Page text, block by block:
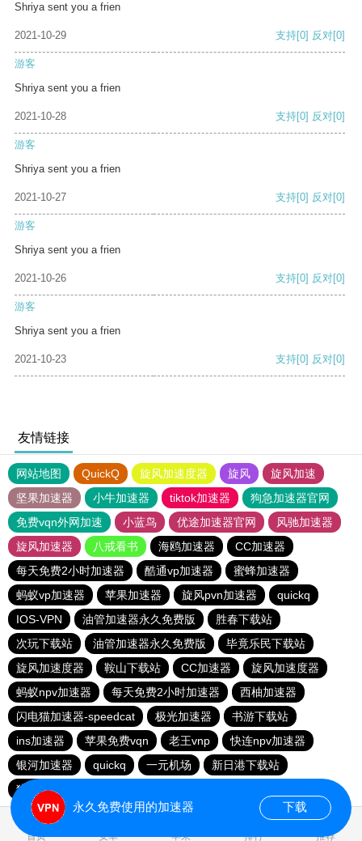
Shriya sent you a frien
2021-10-29 支持[0] 反对[0]
游客
Shriya sent you a frien
2021-10-28 支持[0] 反对[0]
游客
Shriya sent you a frien
2021-10-27 支持[0] 反对[0]
游客
Shriya sent you a frien
2021-10-26 支持[0] 反对[0]
游客
Shriya sent you a frien
2021-10-23 支持[0] 反对[0]
友情链接
网站地图 QuickQ 旋风加速度器 旋风
旋风加速
坚果加速器
小牛加速器 tiktok加速器
狗急加速器官网
免费vqn外网加速
小蓝鸟 优途加速器官网
风驰加速器
旋风加速器
八戒看书 海鸥加速器
CC加速器
每天免费2小时加速器
酷通vp加速器
蜜蜂加速器
蚂蚁vp加速器
苹果加速器 旋风pvn加速器
quickq
IOS-VPN
油管加速器永久免费版
胜春下载站
次玩下载站
油管加速器永久免费版
毕竟乐民下载站
旋风加速度器
鞍山下载站 CC加速器
旋风加速度器
蚂蚁npv加速器
每天免费2小时加速器
西柚加速器
闪电猫加速器-speedcat
极光加速器
书游下载站
ins加速器
苹果免费vqn 老王vnp
快连npv加速器
银河加速器
quickq 一元机场
新日港下载站
猎豹加速器
首页 安卓 苹果 排行 推荐
永久免费使用的加速器 下载